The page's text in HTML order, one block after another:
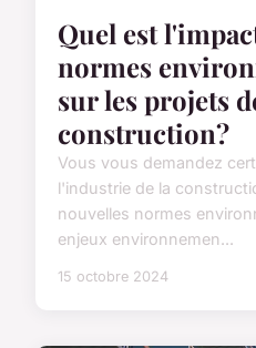
Quel est
normes
sur les projets
construction?
Vous vous demandez
l'industrie de la
nouvelles normes
enjeux environnemen...
15 octobre 2024